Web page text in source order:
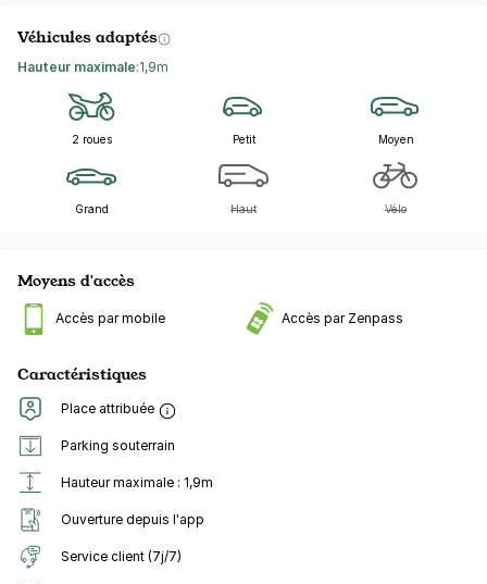
Véhicules adaptés
Hauteur maximale:1,9m
2 roues Petit Moyen
Grand Haut Vélo
Moyens d'accès
Accès par mobile Accès par Zenpass
Caractéristiques
Place attribuée
Parking souterrain
Hauteur maximale : 1,9m
Ouverture depuis l'app
Service client (7j/7)